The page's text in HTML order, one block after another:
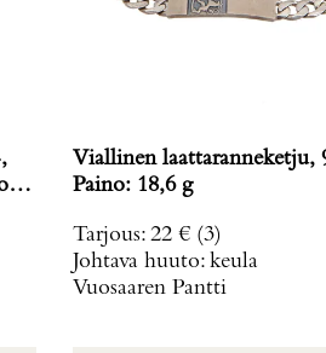
Viallinen laattaranneketju,
Paino: 18,6 g
Tarjous: 22 € (3)
Johtava huuto: keula
Vuosaaren Pantti